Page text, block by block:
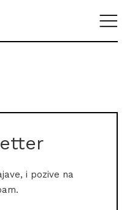
i pozive na